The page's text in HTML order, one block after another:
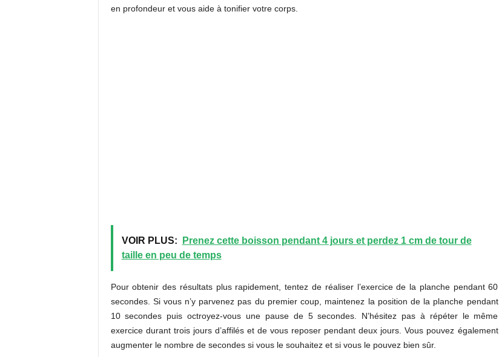
en profondeur et vous aide à tonifier votre corps.
VOIR PLUS:
Prenez cette boisson pendant 4 jours et perdez 1 cm de tour de
taille en peu de temps
Pour obtenir des résultats plus rapidement, tentez de réaliser l’exercice de la planche pendant 60
secondes. Si vous n’y parvenez pas du premier coup, maintenez la position de la planche pendant
10 secondes puis octroyez-vous une pause de 5 secondes. N’hésitez pas à répéter le même
exercice durant trois jours d’affilés et de vous reposer pendant deux jours. Vous pouvez également
augmenter le nombre de secondes si vous le souhaitez et si vous le pouvez bien sûr.